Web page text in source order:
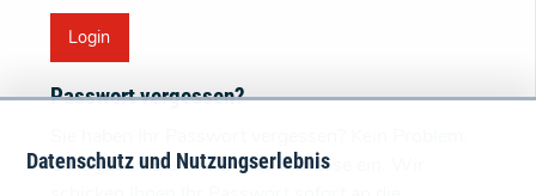
Login
Passwort vergessen?
Bitte geben Sie Ihre E-Mail-Adresse ein. Wir
Datenschutz und Nutzungserlebnis